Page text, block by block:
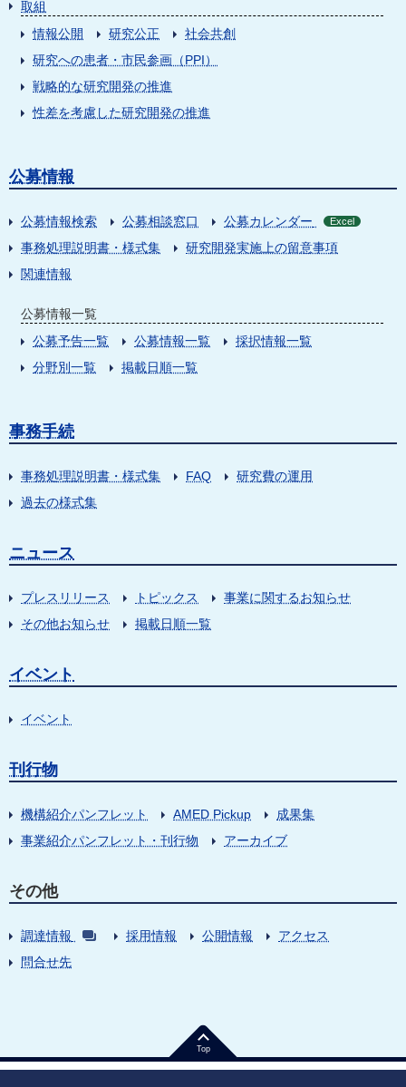
取組
情報公開
研究公正
社会共創
研究への患者・市民参画（PPI）
戦略的な研究開発の推進
性差を考慮した研究開発の推進
公募情報
公募情報検索 公募相談窓口 公募カレンダー Excel
事務処理説明書・様式集
研究開発実施上の留意事項
関連情報
公募情報一覧
公募予告一覧
公募情報一覧
採択情報一覧
分野別一覧
掲載日順一覧
事務手続
事務処理説明書・様式集 FAQ
研究費の運用
過去の様式集
ニュース
プレスリリース トピックス
事業に関するお知らせ
その他お知らせ
掲載日順一覧
イベント
イベント
刊行物
機構紹介パンフレット AMED Pickup
成果集
事業紹介パンフレット・刊行物
アーカイブ
その他
調達情報 採用情報 公開情報
アクセス
問合せ先
Top